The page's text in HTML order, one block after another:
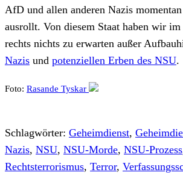
AfD und allen anderen Nazis
ausrollt. Von diesem Staat haben wir
rechts nichts zu erwarten außer
Nazis und potenziellen Erben des NSU.
Foto: Rasande Tyskar
Schlagwörter: Geheimdienst,
Nazis, NSU, NSU-Morde, NSU-Prozess
Rechtsterrorismus, Terror,